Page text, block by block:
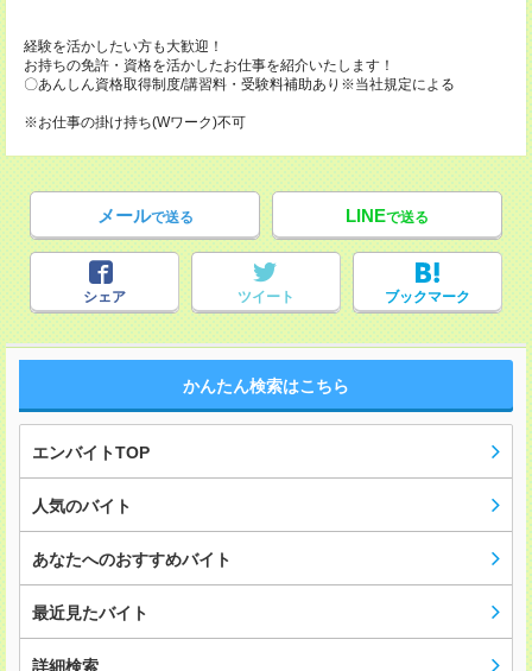
経験を活かしたい方も大歓迎！
お持ちの免許・資格を活かしたお仕事を紹介いたします！
〇あんしん資格取得制度/講習料・受験料補助あり※当社規定による
※お仕事の掛け持ち(Wワーク)不可
メールで送る LINEで送る
シェア ツイート ブックマーク
かんたん検索はこちら
エンバイトTOP
人気のバイト
あなたへのおすすめバイト
最近見たバイト
詳細検索